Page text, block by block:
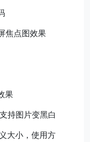
焦点图效果
果
持图片变黑白
大小，使用方